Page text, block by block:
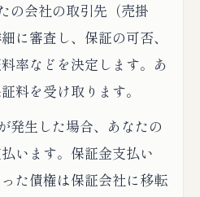
の会社の取引先（売掛
に審査し、保証の可否、
率などを決定します。あ
料を受け取ります。
発生した場合、あなたの
います。保証金支払い
た債権は保証会社に移転